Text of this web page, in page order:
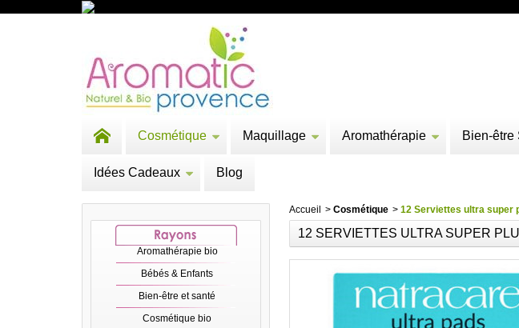
Cosmétique Maquillage Aromathérapie Bien-être
Idées Cadeaux Blog
Aromathérapie bio
Bébés & Enfants
Bien-être et santé
Cosmétique bio
Accueil > Cosmétique > 12 Serviettes ultra super
12 SERVIETTES ULTRA SUPER